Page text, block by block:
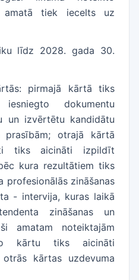
amatā tiek iecelts uz
līdz 2028. gada 30.
pirmajā kārtā tiks
dokumentu
un izvērtētu kandidātu
otrajā kārtā
tiks aicināti izpildīt
kura rezultātiem tiks
profesionālās zināšanas
- intervija, kuras laikā
zināšanas un
amatam noteiktajām
kārtu tiks aicināti
kārtas uzdevuma